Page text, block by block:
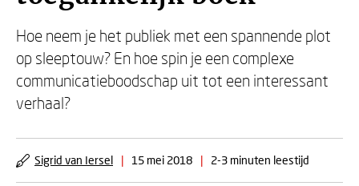
Hoe neem je het publiek met een spannende plot
op sleeptouw? En hoe spin je een complexe
communicatieboodschap uit tot een interessant
verhaal?
Sigrid van Iersel | 15 mei 2018 | 2-3 minuten leestijd